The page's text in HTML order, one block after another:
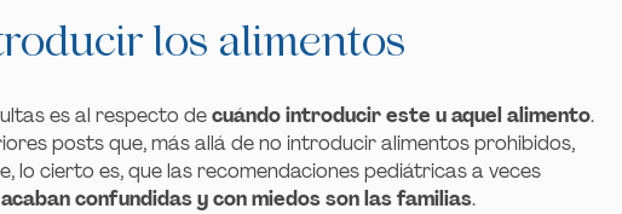
los alimentos
es al respecto decuándo introducir este u aquel alimento.
posts que, más allá de no introducir alimentos prohibidos,
lo cierto es, que las recomendaciones pediátricas a veces
confundidas y con miedos son las familias.